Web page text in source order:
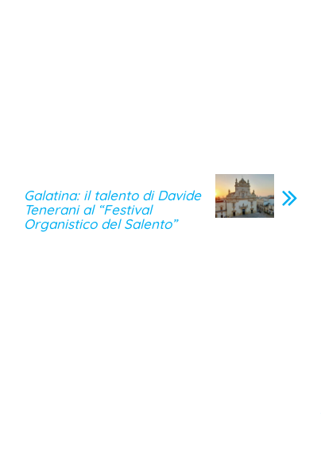
Galatina: il talento di Davide
Tenerani al “Festival
Organistico del Salento”